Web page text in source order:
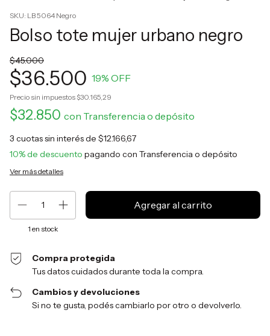
SKU: LB 5064 Negro
Bolso tote mujer urbano negro
$45.000
$36.500 19% OFF
Precio sin impuestos$30.165,29
$32.850 con Transferencia o depósito
3 cuotas sin interés de $12.166,67
10% de descuento pagando con Transferencia o depósito
Ver más detalles
1 en stock
Compra protegida
Tus datos cuidados durante toda la compra.
Cambios y devoluciones
Si no te gusta, podés cambiarlo por otro o devolverlo.